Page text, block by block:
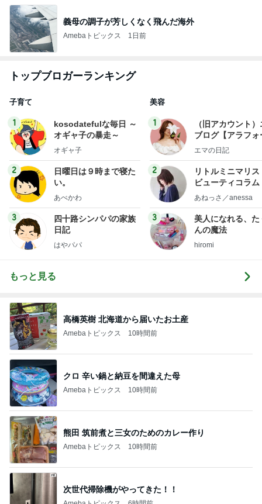
義母の調子が芳しくなく飛んだ海外
Amebaトピックス 1日前
トップブロガーランキング
子育て
1
kosodatefulな毎日 ～
オギャ子の暴走～
オギャ子
2
日曜日は９時まで寝た
い。
あべかわ
3
四十路シンパパの家族
日記
はやパパ
美容
1
（旧アカウント
ブログ【アラフォ
社売却セカンドラ
エマの日記
2
リトルミニマリス
ビューティコラ
little
あねっさ／anessa
3
美人になれる、た
んの魔法
hiromi
もっと見る
高橋英樹 北海道から届いたお土産
Amebaトピックス 10時間前
クロ 辛い鍋と納豆を間違えた母
Amebaトピックス 10時間前
熊田 筑前煮と三女のためのカレー作り
Amebaトピックス 10時間前
次世代掃除機がやってきた！！